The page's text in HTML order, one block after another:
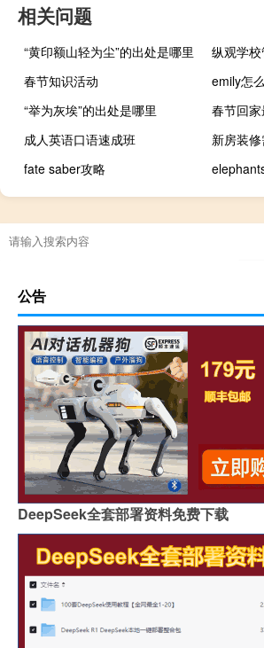
相关问题
“黄印额山轻为尘”的出处是哪里
春节知识活动
emily怎
“举为灰埃”的出处是哪里
春节回
成人英语口语速成班
新房装
fate saber攻略
公告
DeepSeek全套部署资料免费下载